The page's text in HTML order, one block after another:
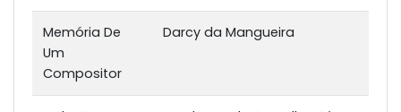
Memória De
Um
Compositor
Darcy da Mangueira